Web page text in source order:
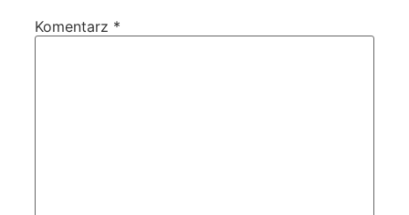
Komentarz *